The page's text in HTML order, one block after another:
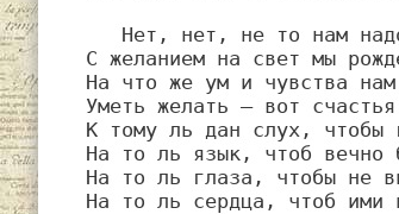
С желанием на свет мы
На что же ум и чувства нам
Уметь желать — вот
К тому ль дан слух, чтобы
На то ль язык, чтоб вечно
На то ль глаза, чтобы не
На то ль сердца, чтоб ими